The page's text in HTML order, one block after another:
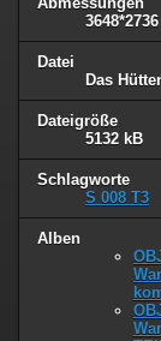
3648*2736
Datei
Das
Dateigröße
5132 kB
Schlagworte
S 008 T3
Alben